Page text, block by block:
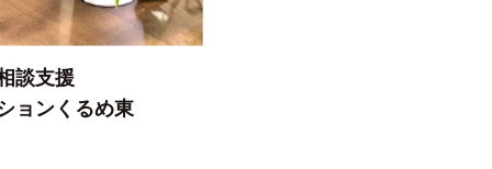
談支援
ョンくるめ東